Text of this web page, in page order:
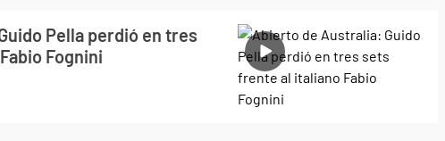
Pella perdió en tres
Fognini